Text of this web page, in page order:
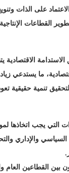
على الذات
القطاعات
الاستدامة
ما يستدعي
تنمية حقيقية
التي يجب اتخاذها
والإداري
.
بين القطاعين العام